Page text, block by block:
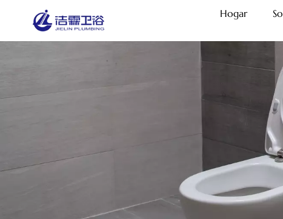
Hogar